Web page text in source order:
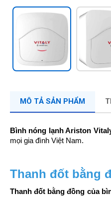
MÔ TẢ SẢN PHẨM
Bình nóng lạnh Ariston
mọi gia đình Việt Nam.
Thanh đốt bằng
Thanh đốt bằng đồng của